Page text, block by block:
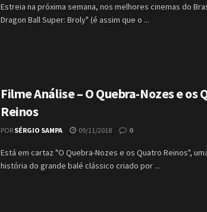
Estreia na próxima semana, nos melhores cinemas do
Dragon Ball Super: Broly" (é assim que o ...
Filme Análise – O Quebra-Nozes e os
Reinos
POR SÉRGIO SAMPA 09/11/2018 0
Está em cartaz "O Quebra-Nozes e os Quatro Reinos",
história do grande balé clássico criado por ...